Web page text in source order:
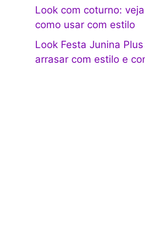
Look com coturno:
como usar com estilo
Look Festa Junina
arrasar com estilo e